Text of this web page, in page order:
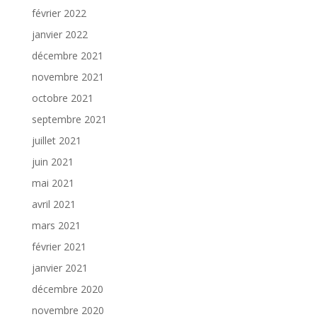
février 2022
janvier 2022
décembre 2021
novembre 2021
octobre 2021
septembre 2021
juillet 2021
juin 2021
mai 2021
avril 2021
mars 2021
février 2021
janvier 2021
décembre 2020
novembre 2020